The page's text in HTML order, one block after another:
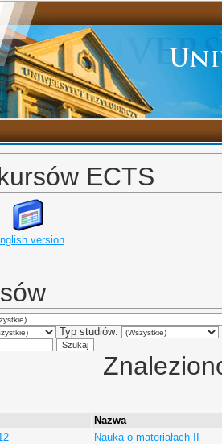
ECTS
version
Typ studiów:
Nazwa
Nauka o materiałach II